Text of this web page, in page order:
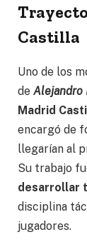
Castilla
Uno de los
de Alejandro
Madrid
encargó de
llegarían al
Su trabajo
desarrollar
disciplina
jugadores.